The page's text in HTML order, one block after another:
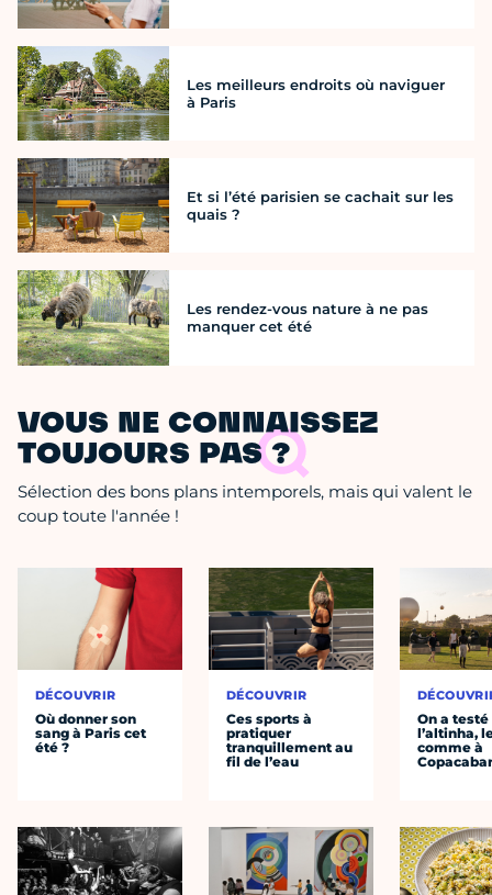
Les meilleurs endroits où naviguer
à Paris
Et si l’été parisien se cachait sur les
quais ?
Les rendez-vous nature à ne pas
manquer cet été
VOUS NE CONNAISSEZ
TOUJOURS PAS ?
Sélection des bons plans intemporels, mais qui valent le
coup toute l'année !
DÉCOUVRIR
Où donner son
sang à Paris cet
été ?
DÉCOUVRIR
Ces sports à
pratiquer
tranquillement au
fil de l’eau
On a testé
l’altinha,
comme à